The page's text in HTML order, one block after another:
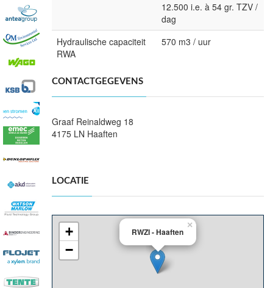
12.500 i.e. à 54 gr. TZV /
dag
Hydraulische capaciteit
RWA
570 m3 / uur
CONTACTGEGEVENS
Graaf Reinaldweg 18
4175 LN Haaften
LOCATIE
RWZI - Haaften
×
+
−